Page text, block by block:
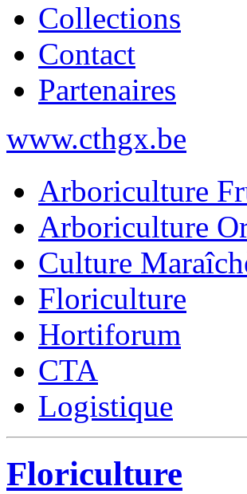
Collections
Contact
Partenaires
www.cthgx.be
Arboriculture
Arboriculture
Culture
Floriculture
Hortiforum
CTA
Logistique
Floriculture